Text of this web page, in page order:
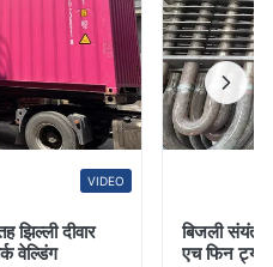
VIDEO
झिल्ली दीवार
वेल्डिंग
बिजली संयंत्र
एच फिन ट्यूब